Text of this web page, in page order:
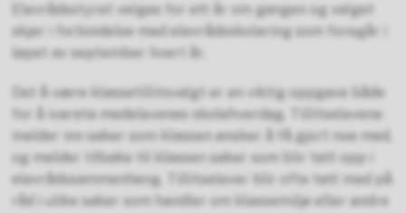
Elevrådsstyret velges for ett år om gangen og valget
skjer i forbindelse med elevrådsskolering som foregår i
løpet av september hvert år.
Det å være klassetillitsvalgt er en viktig oppgave både
for å ivareta medelevenes skolehverdag. Tillitselevene
melder inn saker som klassen ønsker å få gjort noe med,
og melder tilbake til klassen saker som blir tatt opp i
elevrådssammenheng. Tillitselever blir ofte tatt med på
råd i ulike saker som handler om klassemiljø eller andre